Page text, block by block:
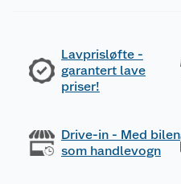
Lavprisløfte -
garantert lave
priser!
Drive-in - Med bilen
som handlevogn